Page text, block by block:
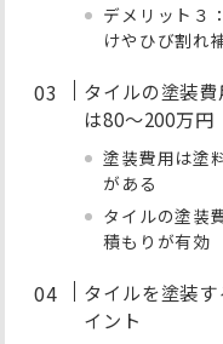
デメリット３
けやひび割れ
タイルの塗装
は80〜200万円
塗装費用は塗
がある
タイルの塗装
積もりが有効
タイルを塗装
イント